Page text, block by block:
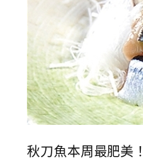
秋刀魚本周最肥美！